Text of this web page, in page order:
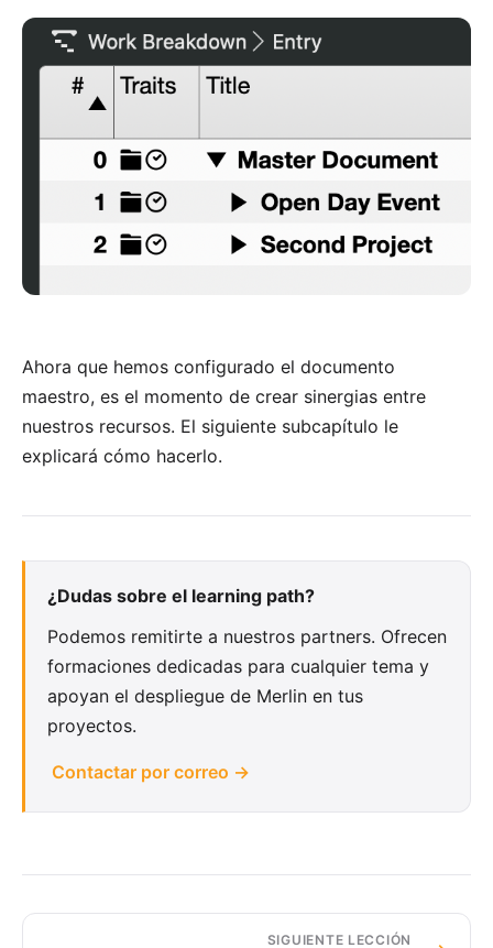
Ahora que hemos configurado el documento
maestro, es el momento de crear sinergias entre
nuestros recursos. El siguiente subcapítulo le
explicará cómo hacerlo.
¿Dudas sobre el learning path?
Podemos remitirte a nuestros partners. Ofrecen
formaciones dedicadas para cualquier tema y
apoyan el despliegue de Merlin en tus
proyectos.
Contactar por correo →
SIGUIENTE LECCIÓN